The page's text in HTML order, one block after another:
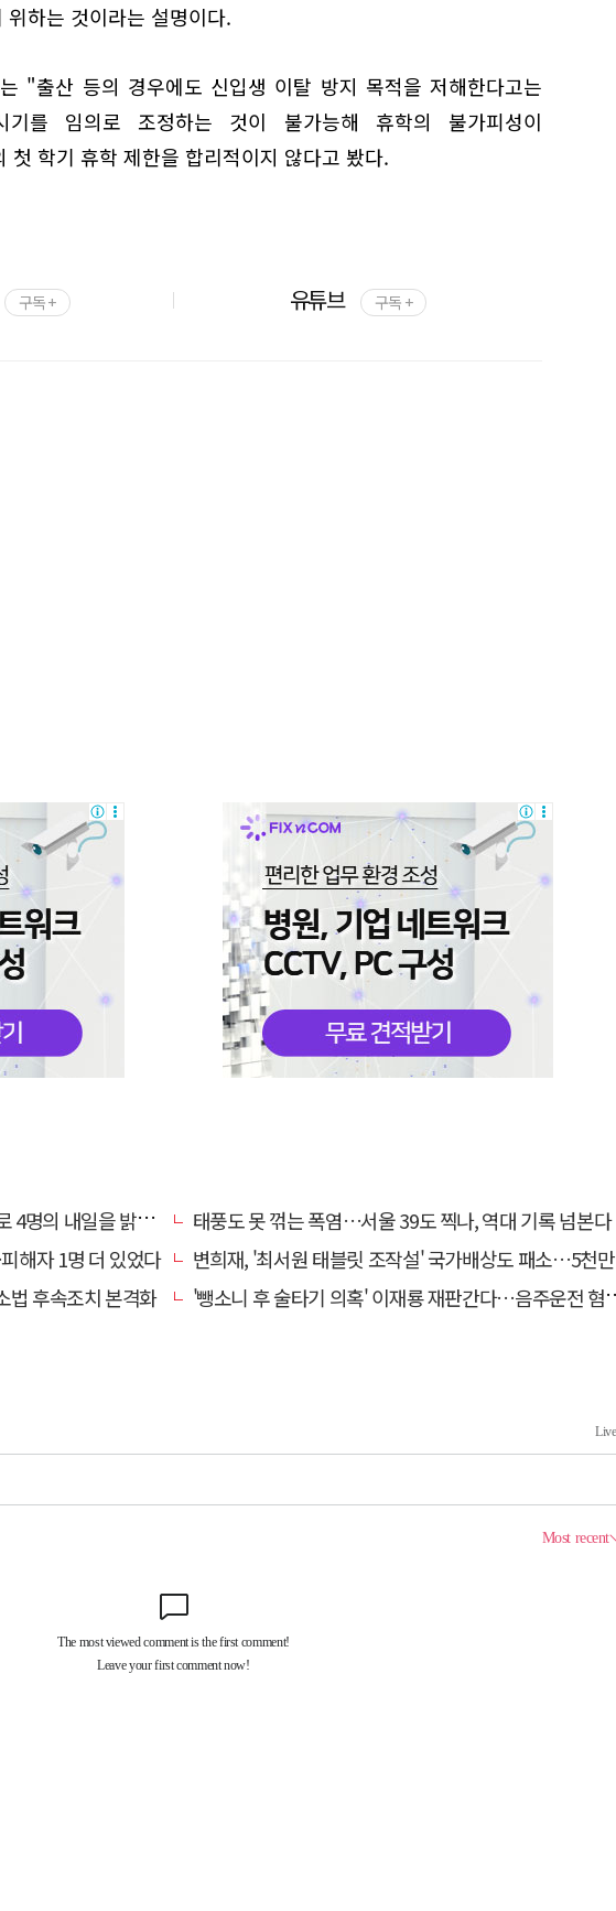
하는 것이라는 설명이다.
"출산 등의 경우에도 신입생 이탈 방지 목적을 저해한다고는
를 임의로 조정하는 것이 불가능해 휴학의 불가피성이
첫 학기 휴학 제한을 합리적이지 않다고 봤다.
구독 + 유튜브 구독 +
의 내일을 밝혔다
태풍도 못 꺾는 폭염…서울 39도 찍나, 역대 기록 넘본다
해자 1명 더 있었다
변희재, '최서원 태블릿 조작설' 국가배상도 패소…5천만원 청구 기각
법 후속조치 본격화
'뺑소니 후 술타기 의혹' 이재룡 재판간다…음주운전 혐의 제외